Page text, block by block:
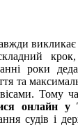
роки
та
Тому
онлайн у
судів і